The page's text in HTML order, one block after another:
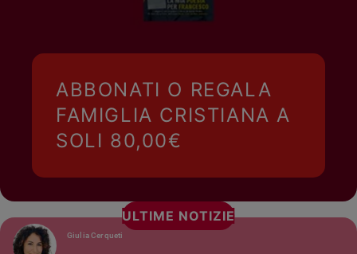
ABBONATI O REGALA
FAMIGLIA CRISTIANA A
SOLI 80,00€
ULTIME NOTIZIE
Giulia Cerqueti